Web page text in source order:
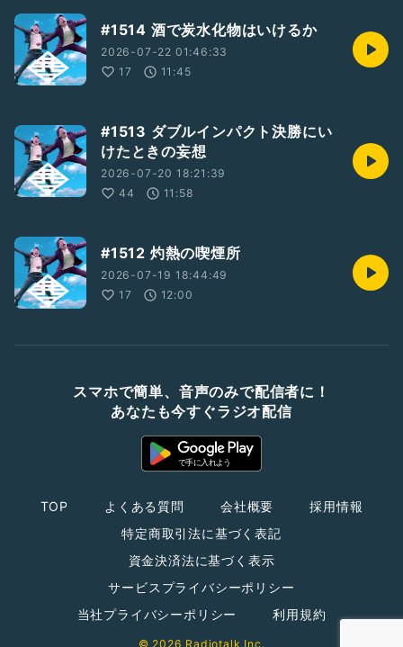
#1514 酒で炭水化物はいけるか
2026-07-22 01:46:33
17
11:45
#1513 ダブルインパクト決勝にい
けたときの妄想
2026-07-20 18:21:39
44
11:58
#1512 灼熱の喫煙所
2026-07-19 18:44:49
17
12:00
スマホで簡単、音声のみで配信者に！
あなたも今すぐラジオ配信
TOP よくある質問 会社概要
採用情報
特定商取引法に基づく表記
資金決済法に基づく表示
サービスプライバシーポリシー
当社プライバシーポリシー
利用規約
© 2026 Radiotalk Inc.